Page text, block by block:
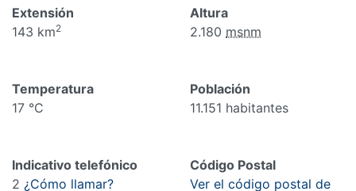
Extensión
143 km2
Altura
2.180 msnm
Temperatura
17 °C
Población
11.151 habitantes
Indicativo telefónico
2 ¿Cómo llamar?
Código Postal
Ver el código postal de